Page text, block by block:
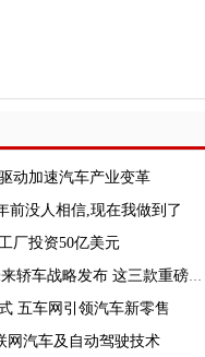
动加速汽车产业变革
前没人相信,现在我做到了
厂投资50亿美元
2018北京车展|大众汽车未来轿车战略发布 这三款重磅新车同场发布
五车网引领汽车新零售
网汽车及自动驾驶技术